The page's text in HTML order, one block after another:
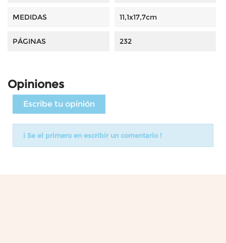
MEDIDAS 11,1x17,7cm
PÁGINAS 232
Opiniones
Escribe tu opinión
¡ Se el primero en escribir un comentario !